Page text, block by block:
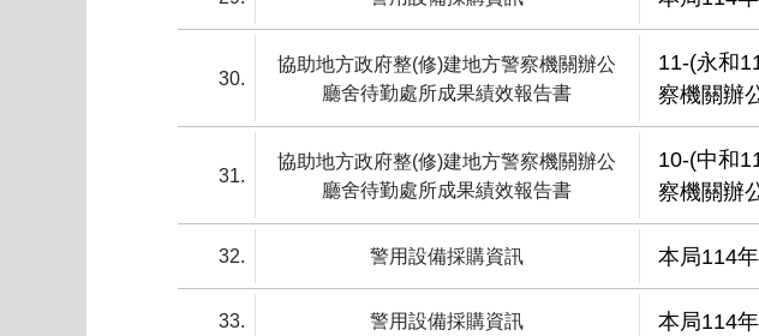
30
協助地方政府整(修)建地方警察機關辦公
廳舍待勤處所成果績效報告書
11-(永和
察機關辦
31
協助地方政府整(修)建地方警察機關辦公
廳舍待勤處所成果績效報告書
10-(中和
察機關辦
32 警用設備採購資訊 本局114
33 警用設備採購資訊 本局114